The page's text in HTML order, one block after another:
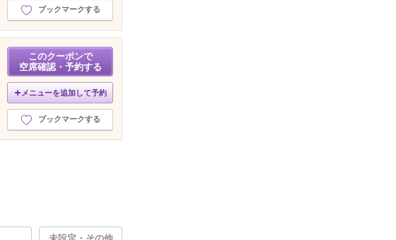
ブックマークする
このクーポンで
空席確認・予約する
メニューを追加して予約
ブックマークする